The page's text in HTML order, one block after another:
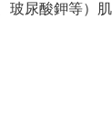
玻尿酸鉀等）